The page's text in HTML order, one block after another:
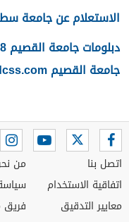
الاستعلام عن جامعة سطام
جامعة القصيم qudcss.com
اتصل بنا
اتفاقية الاستخدام
معايير التدقيق
من
فريق